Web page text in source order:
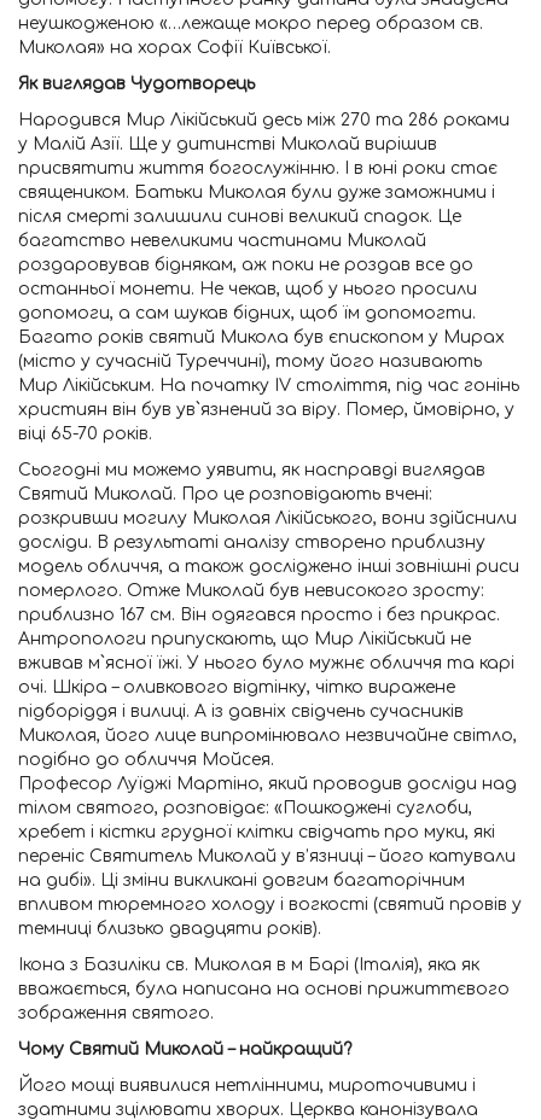
неушкодженою «…лежаще мокро перед образом св.
Миколая» на хорах Софії Київської.
Як виглядав Чудотворець
Народився Мир Лікійський десь між 270 та 286 роками
у Малій Азії. Ще у дитинстві Миколай вирішив
присвятити життя богослужінню. І в юні роки стає
священиком. Батьки Миколая були дуже заможними і
після смерті залишили синові великий спадок. Це
багатство невеликими частинами Миколай
роздаровував біднякам, аж поки не роздав все до
останньої монети. Не чекав, щоб у нього просили
допомоги, а сам шукав бідних, щоб їм допомогти.
Багато років святий Микола був єпископом у Мирах
(місто у сучасній Туреччині), тому його називають
Мир Лікійським. На початку ІV століття, під час гонінь
християн він був ув`язнений за віру. Помер, ймовірно, у
віці 65-70 років.
Сьогодні ми можемо уявити, як насправді виглядав
Святий Миколай. Про це розповідають вчені:
розкривши могилу Миколая Лікійського, вони здійснили
досліди. В результаті аналізу створено приблизну
модель обличчя, а також досліджено інші зовнішні риси
померлого. Отже Миколай був невисокого зросту:
приблизно 167 см. Він одягався просто і без прикрас.
Антропологи припускають, що Мир Лікійський не
вживав м`ясної їжі. У нього було мужнє обличчя та карі
очі. Шкіра – оливкового відтінку, чітко виражене
підборіддя і вилиці. А із давніх свідчень сучасників
Миколая, його лице випромінювало незвичайне світло,
подібно до обличчя Мойсея.
Професор Луїджі Мартіно, який проводив досліди над
тілом святого, розповідає: «Пошкоджені суглоби,
хребет і кістки грудної клітки свідчать про муки, які
переніс Святитель Миколай у в’язниці – його катували
на дибі». Ці зміни викликані довгим багаторічним
впливом тюремного холоду і вогкості (святий провів у
темниці близько двадцяти років).
Ікона з Базиліки св. Миколая в м Барі (Італія), яка як
вважається, була написана на основі прижиттєвого
зображення святого.
Чому Святий Миколай – найкращий?
Його мощі виявилися нетлінними, мироточивими і
здатними зцілювати хворих. Церква канонізувала